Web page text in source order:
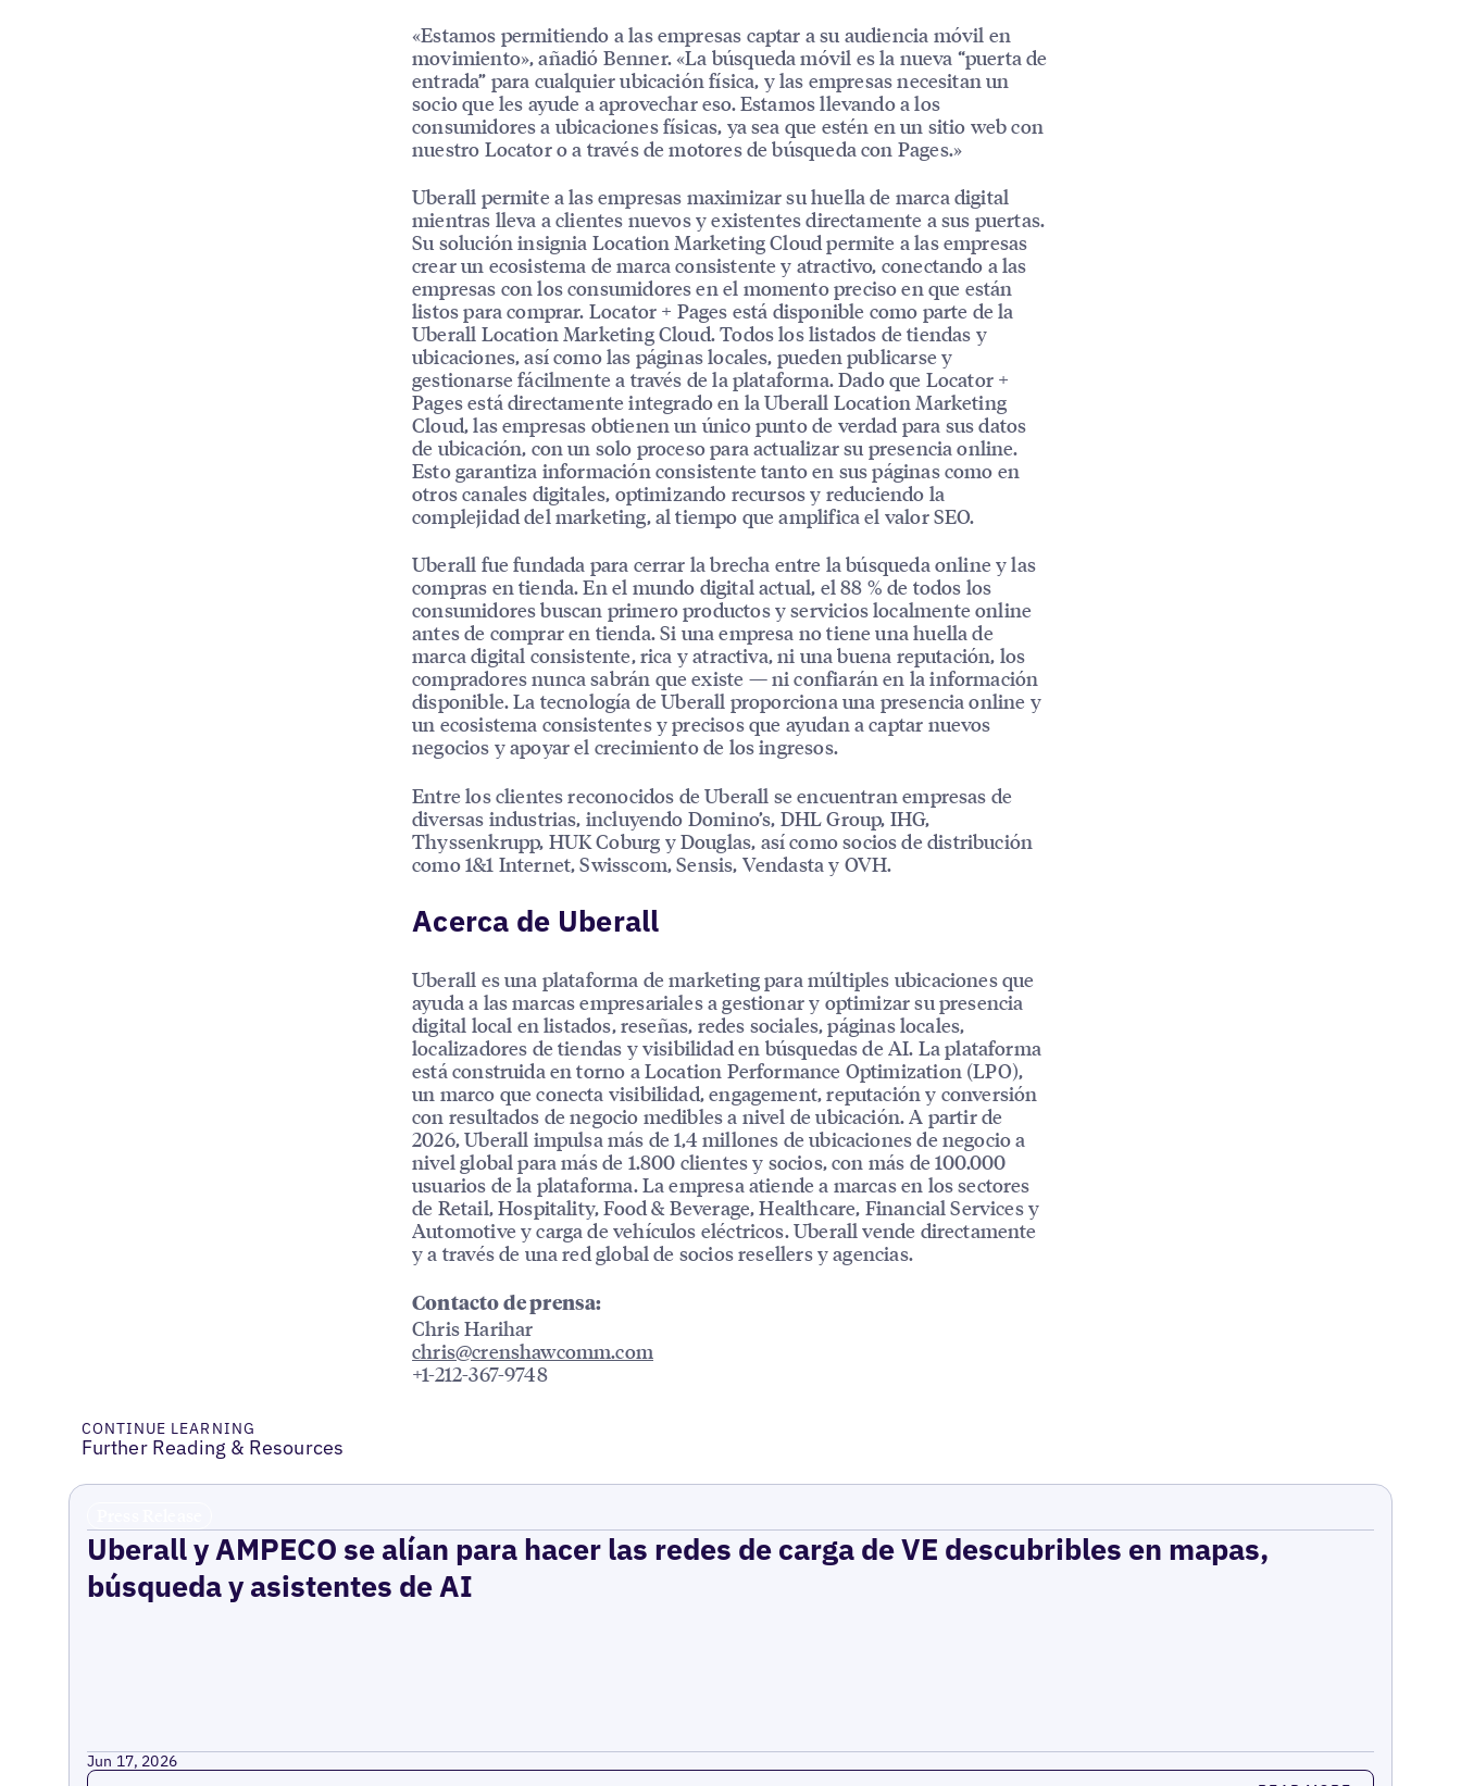
«Estamos permitiendo a las empresas captar a su audiencia móvil en
movimiento», añadió Benner. «La búsqueda móvil es la nueva “puerta de
entrada” para cualquier ubicación física, y las empresas necesitan un
socio que les ayude a aprovechar eso. Estamos llevando a los
consumidores a ubicaciones físicas, ya sea que estén en un sitio web con
nuestro Locator o a través de motores de búsqueda con Pages.»
Uberall permite a las empresas maximizar su huella de marca digital
mientras lleva a clientes nuevos y existentes directamente a sus puertas.
Su solución insignia Location Marketing Cloud permite a las empresas
crear un ecosistema de marca consistente y atractivo, conectando a las
empresas con los consumidores en el momento preciso en que están
listos para comprar. Locator + Pages está disponible como parte de la
Uberall Location Marketing Cloud. Todos los listados de tiendas y
ubicaciones, así como las páginas locales, pueden publicarse y
gestionarse fácilmente a través de la plataforma. Dado que Locator +
Pages está directamente integrado en la Uberall Location Marketing
Cloud, las empresas obtienen un único punto de verdad para sus datos
de ubicación, con un solo proceso para actualizar su presencia online.
Esto garantiza información consistente tanto en sus páginas como en
otros canales digitales, optimizando recursos y reduciendo la
complejidad del marketing, al tiempo que amplifica el valor SEO.
Uberall fue fundada para cerrar la brecha entre la búsqueda online y las
compras en tienda. En el mundo digital actual, el 88 % de todos los
consumidores buscan primero productos y servicios localmente online
antes de comprar en tienda. Si una empresa no tiene una huella de
marca digital consistente, rica y atractiva, ni una buena reputación, los
compradores nunca sabrán que existe — ni confiarán en la información
disponible. La tecnología de Uberall proporciona una presencia online y
un ecosistema consistentes y precisos que ayudan a captar nuevos
negocios y apoyar el crecimiento de los ingresos.
Entre los clientes reconocidos de Uberall se encuentran empresas de
diversas industrias, incluyendo Domino’s, DHL Group, IHG,
Thyssenkrupp, HUK Coburg y Douglas, así como socios de distribución
como 1&1 Internet, Swisscom, Sensis, Vendasta y OVH.
Acerca de Uberall
Uberall es una plataforma de marketing para múltiples ubicaciones que
ayuda a las marcas empresariales a gestionar y optimizar su presencia
digital local en listados, reseñas, redes sociales, páginas locales,
localizadores de tiendas y visibilidad en búsquedas de AI. La plataforma
está construida en torno a Location Performance Optimization (LPO),
un marco que conecta visibilidad, engagement, reputación y conversión
con resultados de negocio medibles a nivel de ubicación. A partir de
2026, Uberall impulsa más de 1,4 millones de ubicaciones de negocio a
nivel global para más de 1.800 clientes y socios, con más de 100.000
usuarios de la plataforma. La empresa atiende a marcas en los sectores
de Retail, Hospitality, Food & Beverage, Healthcare, Financial Services y
Automotive y carga de vehículos eléctricos. Uberall vende directamente
y a través de una red global de socios resellers y agencias.
Contacto de prensa:
Chris Harihar
chris@crenshawcomm.com
+1-212-367-9748
CONTINUE LEARNING
Further Reading & Resources
Uberall y AMPECO se alían para hacer las redes de carga de VE descubribles en mapas,
búsqueda y asistentes de AI
Jun 17, 2026